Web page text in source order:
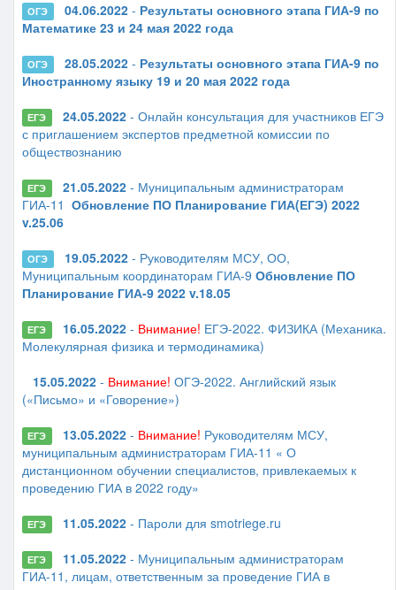
ОГЭ 04.06.2022- Результаты основного этапа ГИА-9 по
Математике 23 и 24 мая 2022 года
ОГЭ 28.05.2022- Результаты основного этапа ГИА-9 по
Иностранному языку 19 и 20 мая 2022 года
ЕГЭ 24.05.2022- Онлайн консультация для участников ЕГЭ
с приглашением экспертов предметной комиссии по
обществознанию
ЕГЭ 21.05.2022- Муниципальным администраторам
ГИА-11 Обновление ПО Планирование ГИА(ЕГЭ) 2022
v.25.06
ОГЭ 19.05.2022- Руководителям МСУ, ОО,
Муниципальным координаторам ГИА-9 Обновление ПО
Планирование ГИА-9 2022 v.18.05
ЕГЭ 16.05.2022- Внимание! ЕГЭ-2022. ФИЗИКА (Механика.
Молекулярная физика и термодинамика)
15.05.2022 - Внимание! ОГЭ-2022. Английский язык
(«Письмо» и «Говорение»)
ЕГЭ 13.05.2022- Внимание! Руководителям МСУ,
муниципальным администраторам ГИА-11 « О
дистанционном обучении специалистов, привлекаемых к
проведению ГИА в 2022 году»
ЕГЭ 11.05.2022- Пароли для smotriege.ru
ЕГЭ 11.05.2022- Муниципальным администраторам
ГИА-11, лицам, ответственным за проведение ГИА в